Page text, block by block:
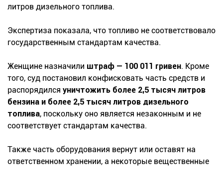
литров дизельного топлива.
Экспертиза показала, что топливо не соответствовало
государственным стандартам качества.
Женщине назначили штраф — 100 011 гривен. Кроме
того, суд постановил конфисковать часть средств и
распорядился уничтожить более 2,5 тысяч литров
бензина и более 2,5 тысяч литров дизельного
топлива, поскольку оно является незаконным и не
соответствует стандартам качества.
Также часть оборудования вернут или оставят на
ответственном хранении, а некоторые вещественные